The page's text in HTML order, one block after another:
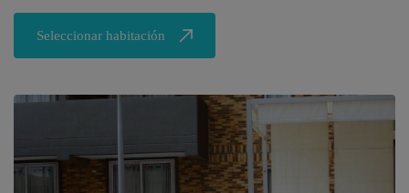
🔍 Sol y Playa
🌴 Margarita
🌴 Anzoátegui
🔍 Naturaleza y Ciudad
🌴 Caracas
🌴 Colonia Tovar
Vuelos
Apartamentos
Vehículos
Cruceros
Seleccionar habitación